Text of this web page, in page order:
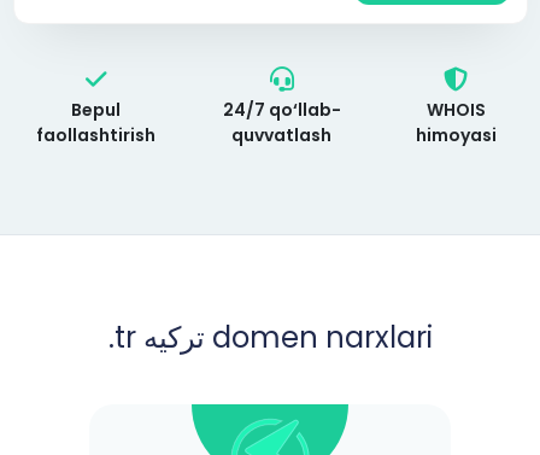
Bepul
faollashtirish
24/7 qo‘llab-
quvvatlash
WHOIS
himoyasi
.tr ترکیه domen narxlari